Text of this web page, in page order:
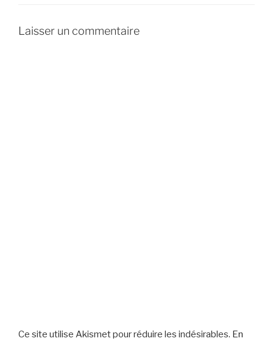
Laisser un commentaire
Ce site utilise Akismet pour réduire les indésirables. En